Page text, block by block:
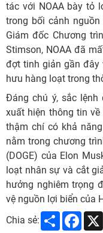
tác với NOAA bày tỏ
trong bối cảnh
Giám đốc Chương
Stimson, NOAA đã
đợt tinh giản gần
hưu hàng loạt trong
Đáng chú ý, sắc
xuất hiện thông tin
thậm chí có khả
nằm trong chương
(DOGE) của Elon
loạt nhân sự và cắt
hưởng nghiêm trọng
vệ nguồn lợi biển của
Chia sẻ:
Share